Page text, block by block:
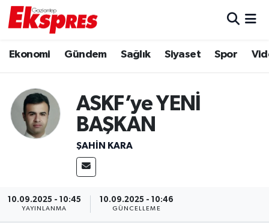
Ekonomi Gündem Sağlık Siyaset Spor
ASKF’ye YENİ
BAŞKAN
ŞAHIN KARA
10.09.2025 - 10:45
YAYINLANMA
10.09.2025 - 10:46
GÜNCELLEME
Ekonomi
Gaziantep son dakika
Genel
Haberler
Trafik Durumu
Puan Durumu ve Fikstür
Tüm Manşetler
Son Dakika Haberleri
Haber Arşivi